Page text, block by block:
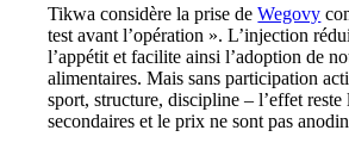
Tikwa considère la prise deWegovy
test avant l’opération ». L’injection
l’appétit et facilite ainsi l’adoption de
alimentaires. Mais sans participation
sport, structure, discipline – l’effet
secondaires et le prix ne sont pas